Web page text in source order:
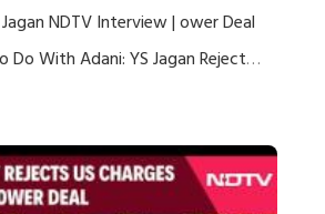
NDTV Interview | ower Deal
Do With Adani: YS Jagan Rejects